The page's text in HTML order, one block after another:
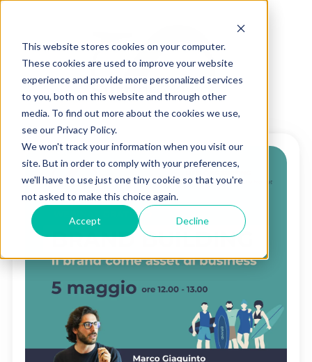
This website stores cookies on your computer.
These cookies are used to improve your website
experience and provide more personalized services
to you, both on this website and through other
media. To find out more about the cookies we use,
see our Privacy Policy.
We won't track your information when you visit our
site. But in order to comply with your preferences,
we'll have to use just one tiny cookie so that you're
not asked to make this choice again.
Accept Decline